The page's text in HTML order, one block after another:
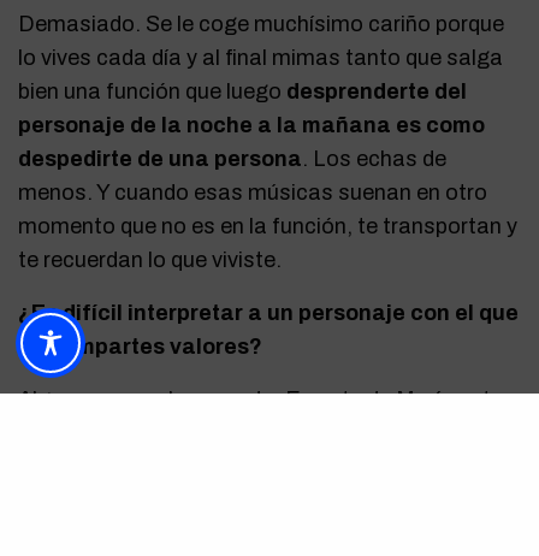
Demasiado. Se le coge muchísimo cariño porque
lo vives cada día y al final mimas tanto que salga
bien una función que luego desprenderte del
personaje de la noche a la mañana es como
despedirte de una persona. Los echas de
menos. Y cuando esas músicas suenan en otro
momento que no es en la función, te transportan y
te recuerdan lo que viviste.
¿Es difícil interpretar a un personaje con el que
no compartes valores?
Alguna vez me ha pasado. En este de María estoy